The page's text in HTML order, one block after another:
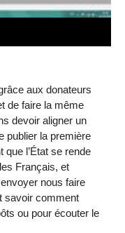
aux donateurs
de faire la même
devoir aligner un
publier la première
que l’État se rende
Français, et
nous faire
savoir comment
ou pour écouter le